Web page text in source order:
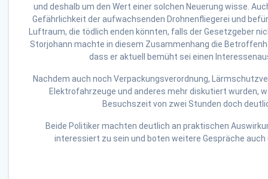
und deshalb um den Wert einer solchen Neuerung wisse.
Gefährlichkeit der aufwachsenden Drohnenfliegerei und
Luftraum, die tödlich enden könnten, falls der Gesetzgeber
Storjohann machte in diesem Zusammenhang die
dass er aktuell bemüht sei einen
Nachdem auch noch Verpackungsverordnung,
Elektrofahrzeuge und anderes mehr diskutiert wurden,
Besuchszeit von zwei Stunden doch
Beide Politiker machten deutlich an praktischen
interessiert zu sein und boten weitere Gespräche auch